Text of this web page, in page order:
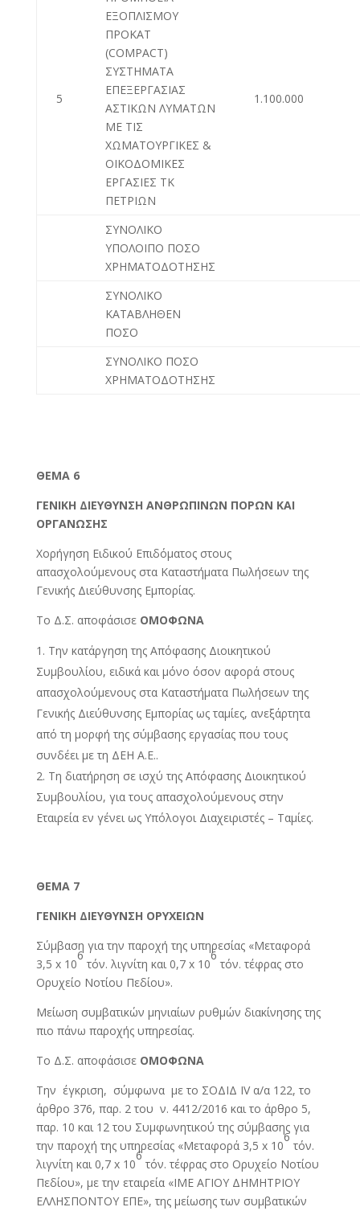
5
ΕΞΟΠΛΙΣΜΟΥ
ΠΡΟΚΑΤ
(COMPACT)
ΣΥΣΤΗΜΑΤΑ
ΕΠΕΞΕΡΓΑΣΙΑΣ
ΑΣΤΙΚΩΝ ΛΥΜΑΤΩΝ
ΜΕ ΤΙΣ
ΧΩΜΑΤΟΥΡΓΙΚΕΣ &
ΟΙΚΟΔΟΜΙΚΕΣ
ΕΡΓΑΣΙΕΣ ΤΚ
ΠΕΤΡΙΩΝ
1.100.000
ΣΥΝΟΛΙΚΟ
ΥΠΟΛΟΙΠΟ ΠΟΣΟ
ΧΡΗΜΑΤΟΔΟΤΗΣΗΣ
ΣΥΝΟΛΙΚΟ
ΚΑΤΑΒΛΗΘΕΝ
ΠΟΣΟ
ΣΥΝΟΛΙΚΟ ΠΟΣΟ
ΧΡΗΜΑΤΟΔΟΤΗΣΗΣ
ΘΕΜΑ 6
ΓΕΝΙΚΗ ΔΙΕΥΘΥΝΣΗ ΑΝΘΡΩΠΙΝΩΝ ΠΟΡΩΝ ΚΑΙ
ΟΡΓΑΝΩΣΗΣ
Χορήγηση Ειδικού Επιδόματος στους
απασχολούμενους στα Καταστήματα Πωλήσεων της
Γενικής Διεύθυνσης Εμπορίας.
Το Δ.Σ. αποφάσισε ΟΜΟΦΩΝΑ
Την κατάργηση της Απόφασης Διοικητικού
Συμβουλίου, ειδικά και μόνο όσον αφορά στους
απασχολούμενους στα Καταστήματα Πωλήσεων της
Γενικής Διεύθυνσης Εμπορίας ως ταμίες, ανεξάρτητα
από τη μορφή της σύμβασης εργασίας που τους
συνδέει με τη ΔΕΗ Α.Ε..
Τη διατήρηση σε ισχύ της Απόφασης Διοικητικού
Συμβουλίου, για τους απασχολούμενους στην
Εταιρεία εν γένει ως Υπόλογοι Διαχειριστές – Ταμίες.
ΘΕΜΑ 7
ΓΕΝΙΚΗ ΔΙΕΥΘΥΝΣΗ ΟΡΥΧΕΙΩΝ
Σύμβαση για την παροχή της υπηρεσίας «Μεταφορά
3,5 x 10
6
τόν. λιγνίτη και 0,7 x 10
6
τόν. τέφρας στο
Ορυχείο Νοτίου Πεδίου».
Μείωση συμβατικών μηνιαίων ρυθμών διακίνησης της
πιο πάνω παροχής υπηρεσίας.
Το Δ.Σ. αποφάσισε ΟΜΟΦΩΝΑ
Την έγκριση, σύμφωνα με το ΣΟΔΙΔ IV α/α 122, το
άρθρο 376, παρ. 2 του ν. 4412/2016 και το άρθρο 5,
παρ. 10 και 12 του Συμφωνητικού της σύμβασης για
την παροχή της υπηρεσίας «Μεταφορά 3,5 x 10
6
τόν.
λιγνίτη και 0,7 x 10
6
τόν. τέφρας στο Ορυχείο Νοτίου
Πεδίου», με την εταιρεία «ΙΜΕ ΑΓΙΟΥ ΔΗΜΗΤΡΙΟΥ
ΕΛΛΗΣΠΟΝΤΟΥ ΕΠΕ», της μείωσης των συμβατικών